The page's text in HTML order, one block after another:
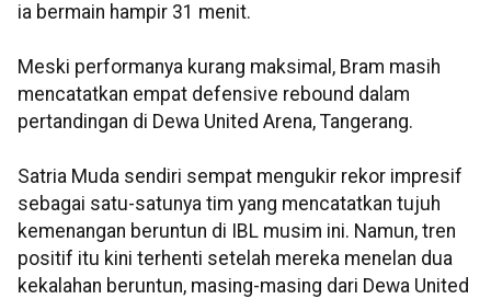
ia bermain hampir 31 menit.
Meski performanya kurang maksimal, Bram masih
mencatatkan empat defensive rebound dalam
pertandingan di Dewa United Arena, Tangerang.
Satria Muda sendiri sempat mengukir rekor impresif
sebagai satu-satunya tim yang mencatatkan tujuh
kemenangan beruntun di IBL musim ini. Namun, tren
positif itu kini terhenti setelah mereka menelan dua
kekalahan beruntun, masing-masing dari Dewa United